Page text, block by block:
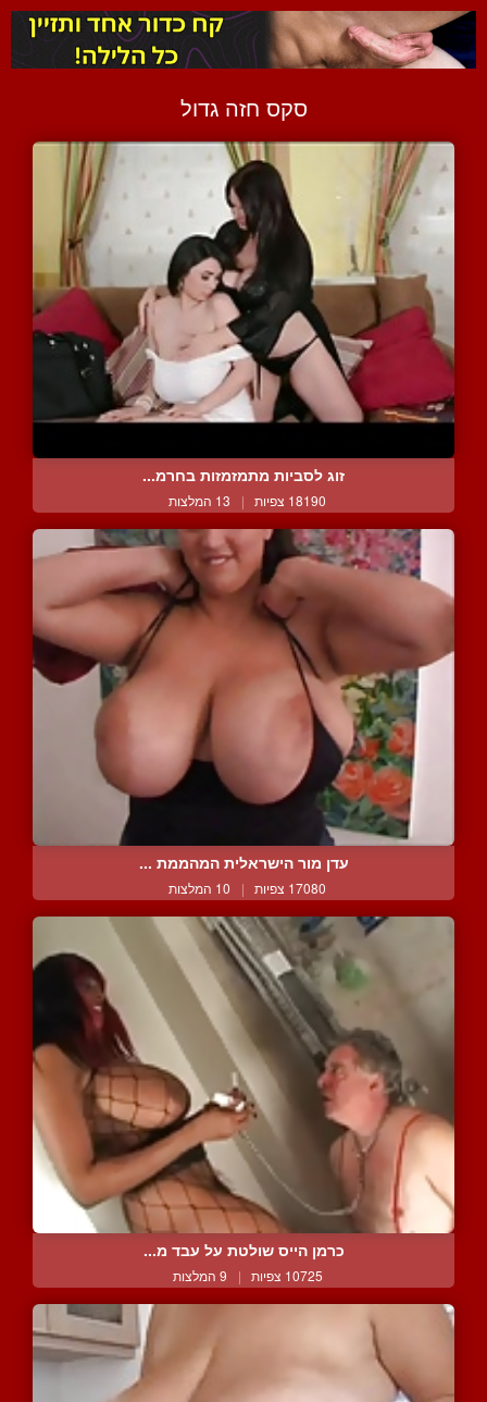
סקס חזה גדול
זוג לסביות מתמזמזות בחרמ...
18190 צפיות | 13 המלצות
עדן מור הישראלית המהממת ...
17080 צפיות | 10 המלצות
כרמן הייס שולטת על עבד מ...
10725 צפיות | 9 המלצות